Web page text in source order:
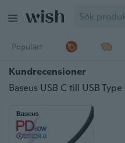
Populärt
Kundrecensioner